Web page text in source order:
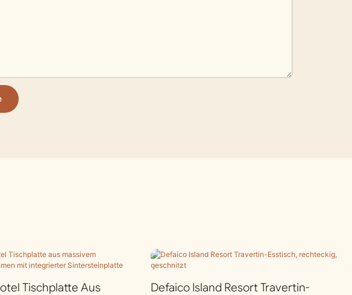
Tischplatte Aus
Defaico Island Resort Travertin-